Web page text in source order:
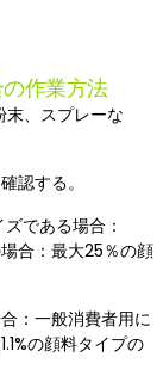
作業方法
、スプレーな
認する。
である場合：
合：最大25％の顔
：一般消費者用に
の顔料タイプの